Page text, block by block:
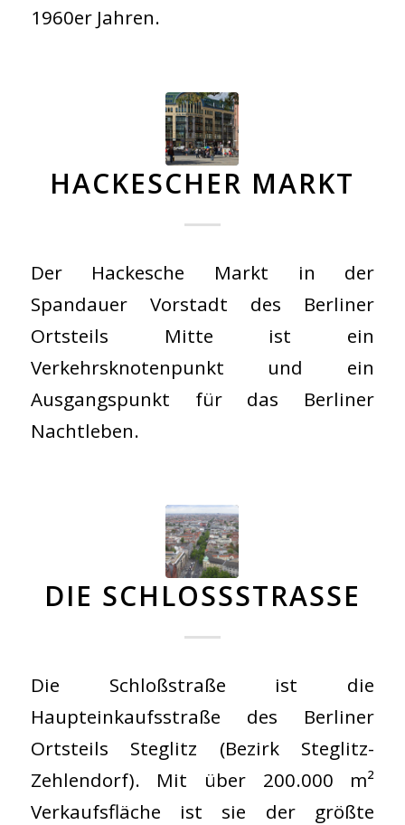
1960er Jahren.
HACKESCHER MARKT
Der Hackesche Markt in der
Spandauer Vorstadt des Berliner
Ortsteils Mitte ist ein
Verkehrsknotenpunkt und ein
Ausgangspunkt für das Berliner
Nachtleben.
DIE SCHLOSSSTRASSE
Die Schloßstraße ist die
Haupteinkaufsstraße des Berliner
Ortsteils Steglitz (Bezirk Steglitz-
Zehlendorf). Mit über 200.000 m²
Verkaufsfläche ist sie der größte